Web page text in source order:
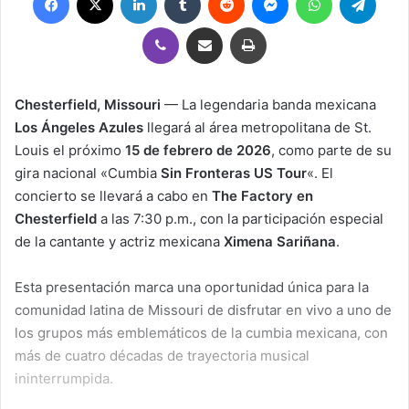
Viber Compartir por correo electrónicoImprimir
Chesterfield, Missouri — La legendaria banda mexicana
Los Ángeles Azules llegará al área metropolitana de St.
Louis el próximo 15 de febrero de 2026, como parte de su
gira nacional «Cumbia Sin Fronteras US Tour«. El
concierto se llevará a cabo en The Factory en
Chesterfield a las 7:30 p.m., con la participación especial
de la cantante y actriz mexicana Ximena Sariñana.
Esta presentación marca una oportunidad única para la
comunidad latina de Missouri de disfrutar en vivo a uno de
los grupos más emblemáticos de la cumbia mexicana, con
más de cuatro décadas de trayectoria musical
ininterrumpida.